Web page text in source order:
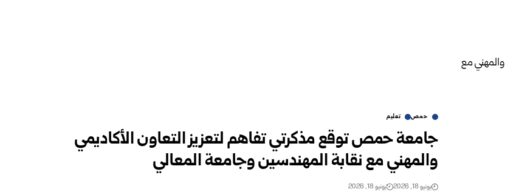
حمص تعليم
جامعة حمص توقع مذكرتي تفاهم لتعزيز التعاون الأكاديمي
والمهني مع نقابة المهندسين وجامعة المعالي
يونيو 18, 2026 يونيو 18, 2026